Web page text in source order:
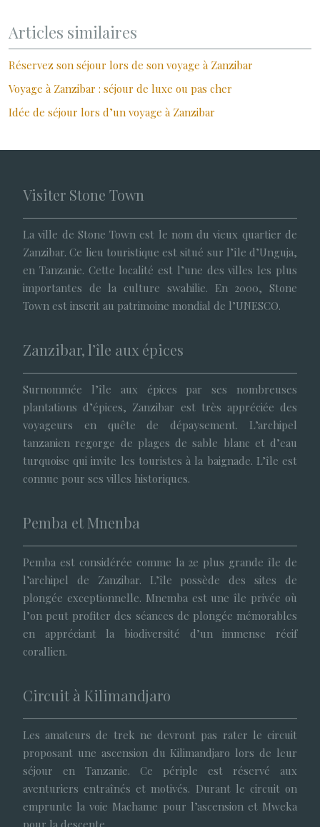
Articles similaires
Réservez son séjour lors de son voyage à Zanzibar
Voyage à Zanzibar : séjour de luxe ou pas cher
Idée de séjour lors d’un voyage à Zanzibar
Visiter Stone Town
La ville de Stone Town est le nom du vieux quartier de
Zanzibar. Ce lieu touristique est situé sur l’île d’Unguja,
en Tanzanie. Cette localité est l’une des villes les plus
importantes de la culture swahilie. En 2000, Stone
Town est inscrit au patrimoine mondial de l’UNESCO.
Zanzibar, l’île aux épices
Surnommée l’île aux épices par ses nombreuses
plantations d’épices, Zanzibar est très appréciée des
voyageurs en quête de dépaysement. L’archipel
tanzanien regorge de plages de sable blanc et d’eau
turquoise qui invite les touristes à la baignade. L’île est
connue pour ses villes historiques.
Pemba et Mnenba
Pemba est considérée comme la 2e plus grande île de
l’archipel de Zanzibar. L’île possède des sites de
plongée exceptionnelle. Mnemba est une île privée où
l’on peut profiter des séances de plongée mémorables
en appréciant la biodiversité d’un immense récif
corallien.
Circuit à Kilimandjaro
Les amateurs de trek ne devront pas rater le circuit
proposant une ascension du Kilimandjaro lors de leur
séjour en Tanzanie. Ce périple est réservé aux
aventuriers entraînés et motivés. Durant le circuit on
emprunte la voie Machame pour l’ascension et Mweka
pour la descente.